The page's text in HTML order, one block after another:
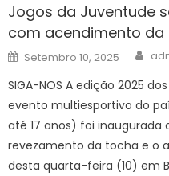
Jogos da Juventude
com acendimento da
Posted
on
Setembro 10, 2025
SIGA-NOS A edição 2025
evento multiesportivo do
até 17 anos) foi
revezamento da tocha e o
desta quarta-feira (10) em